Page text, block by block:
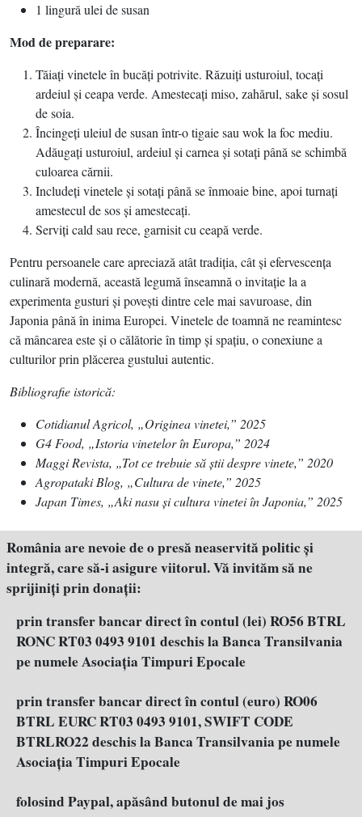
1 lingură ulei de susan
Mod de preparare:
Tăiaţi vinetele în bucăţi potrivite. Răzuiţi usturoiul, tocaţi
ardeiul şi ceapa verde. Amestecaţi miso, zahărul, sake şi sosul
de soia.
Încingeţi uleiul de susan într-o tigaie sau wok la foc mediu.
Adăugaţi usturoiul, ardeiul şi carnea şi sotaţi până se schimbă
culoarea cărnii.
Includeţi vinetele şi sotaţi până se înmoaie bine, apoi turnaţi
amestecul de sos şi amestecaţi.
Serviţi cald sau rece, garnisit cu ceapă verde.
Pentru persoanele care apreciază atât tradiţia, cât şi efervescenţa
culinară modernă, această legumă înseamnă o invitaţie la a
experimenta gusturi şi poveşti dintre cele mai savuroase, din
Japonia până în inima Europei. Vinetele de toamnă ne reamintesc
că mâncarea este şi o călătorie în timp şi spaţiu, o conexiune a
culturilor prin plăcerea gustului autentic.
Bibliografie istorică:
Cotidianul Agricol, „Originea vinetei,” 2025
G4 Food, „Istoria vinetelor în Europa,” 2024
Maggi Revista, „Tot ce trebuie să ştii despre vinete,” 2020
Agropataki Blog, „Cultura de vinete,” 2025
Japan Times, „Aki nasu şi cultura vinetei în Japonia,” 2025
România are nevoie de o presă neaservită politic şi
integră, care să-i asigure viitorul. Vă invităm să ne
sprijiniţi prin donaţii:
prin transfer bancar direct în contul (lei) RO56 BTRL
RONC RT03 0493 9101 deschis la Banca Transilvania
pe numele Asociația Timpuri Epocale
prin transfer bancar direct în contul (euro) RO06
BTRL EURC RT03 0493 9101, SWIFT CODE
BTRLRO22 deschis la Banca Transilvania pe numele
Asociația Timpuri Epocale
folosind Paypal, apăsând butonul de mai jos